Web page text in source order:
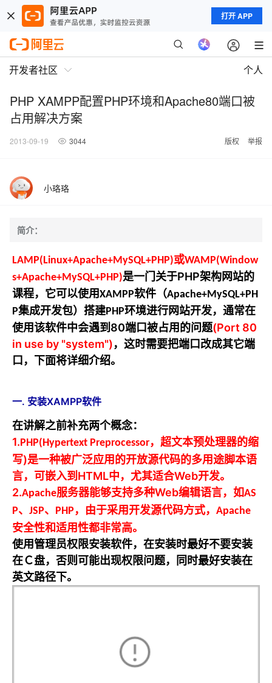
打开 APP
开发者社区 个人
PHP XAMPP配置PHP环境和Apache80端口被
占用解决方案
2013-09-19 3044 版权 举报
小珞珞
简介：
LAMP(Linux+Apache+MySQL+PHP)或WAMP(Window
s+Apache+MySQL+PHP)是一门关于PHP架构网站的
课程，它可以使用XAMPP软件（Apache+MySQL+PH
P集成开发包）搭建PHP环境进行网站开发，通常在
使用该软件中会遇到80端口被占用的问题(Port 80
in use by "system")， 这时需要把端口改成其它端
口，下面将详细介绍。
一. 安装XAMPP软件
在讲解之前补充两个概念：
1.PHP(Hypertext Preprocessor，超文本预处理器的缩
写)是一种被广泛应用的开放源代码的多用途脚本语
言，可嵌入到HTML中，尤其适合Web开发。
2.Apache服务器能够支持多种Web编辑语言，如AS
P、 JSP、 PHP ，由于采用开发源代码方式， Apache
安全性和适用性都非常高。
使用管理员权限安装软件，在安装时最好不要安装
在Ｃ盘，否则可能出现权限问题，同时最好安装在
英文路径下。